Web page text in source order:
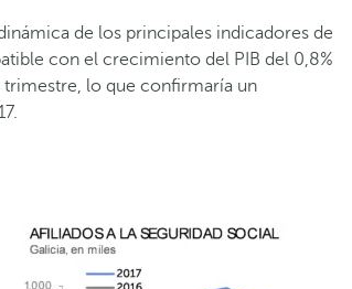
de los principales indicadores de
con el crecimiento del PIB del 0,8%
trimestre, lo que confirmaría un